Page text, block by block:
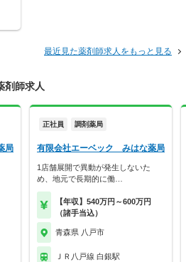
最近見た薬剤師求人をもっと見る
剤師求人
局
正社員 調剤薬局
有限会社エーベック みはな薬局
1店舗展開で異動が発生しないた
め、地元で長期的に働…
【年収】540万円～600万円
（諸手当込）
青森県 八戸市
ＪＲ八戸線 白銀駅